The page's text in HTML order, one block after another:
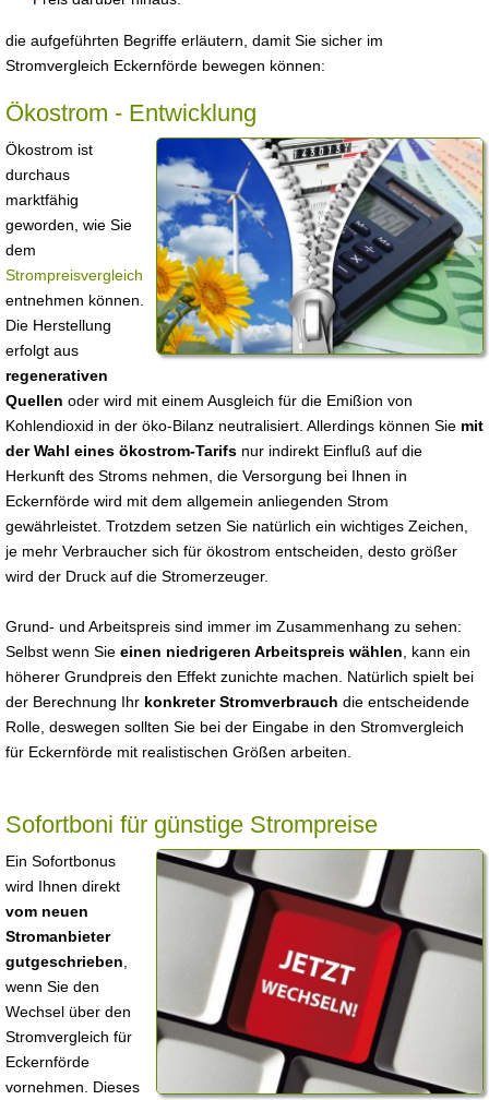
die aufgeführten Begriffe erläutern, damit Sie sicher im
Stromvergleich Eckernförde bewegen können:
Ökostrom - Entwicklung
Ökostrom ist
durchaus
marktfähig
geworden, wie Sie
dem
Strompreisvergleich
entnehmen können.
Die Herstellung
erfolgt aus
regenerativen
Quellen oder wird mit einem Ausgleich für die Emißion von
Kohlendioxid in der öko-Bilanz neutralisiert. Allerdings können Sie mit
der Wahl eines ökostrom-Tarifs nur indirekt Einfluß auf die
Herkunft des Stroms nehmen, die Versorgung bei Ihnen in
Eckernförde wird mit dem allgemein anliegenden Strom
gewährleistet. Trotzdem setzen Sie natürlich ein wichtiges Zeichen,
je mehr Verbraucher sich für ökostrom entscheiden, desto größer
wird der Druck auf die Stromerzeuger.
Grund- und Arbeitspreis sind immer im Zusammenhang zu sehen:
Selbst wenn Sie einen niedrigeren Arbeitspreis wählen , kann ein
höherer Grundpreis den Effekt zunichte machen. Natürlich spielt bei
der Berechnung Ihr konkreter Stromverbrauch die entscheidende
Rolle, deswegen sollten Sie bei der Eingabe in den Stromvergleich
für Eckernförde mit realistischen Größen arbeiten.
Sofortboni für günstige Strompreise
Ein Sofortbonus
wird Ihnen direkt
vom neuen
Stromanbieter
gutgeschrieben
wenn Sie den
Wechsel über den
Stromvergleich für
Eckernförde
vornehmen. Dieses